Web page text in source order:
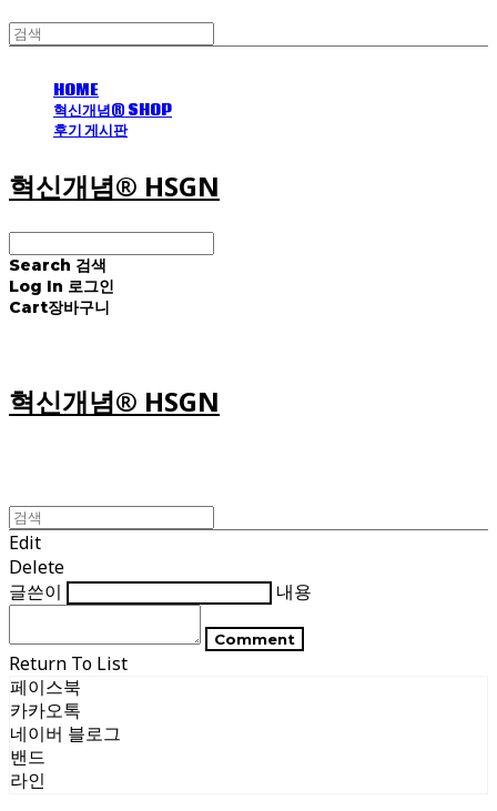
HOME
혁신개념® SHOP
후기 게시판
혁신개념® HSGN
Search 검색
Log In 로그인
Cart장바구니
혁신개념® HSGN
Edit
Delete
글쓴이
내용
Comment
Return To List
페이스북
카카오톡
네이버 블로그
밴드
라인